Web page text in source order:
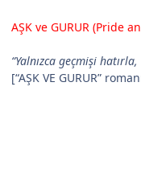
AŞK ve GURUR (Pride
“Yalnızca geçmişi
[“AŞK VE GURUR”